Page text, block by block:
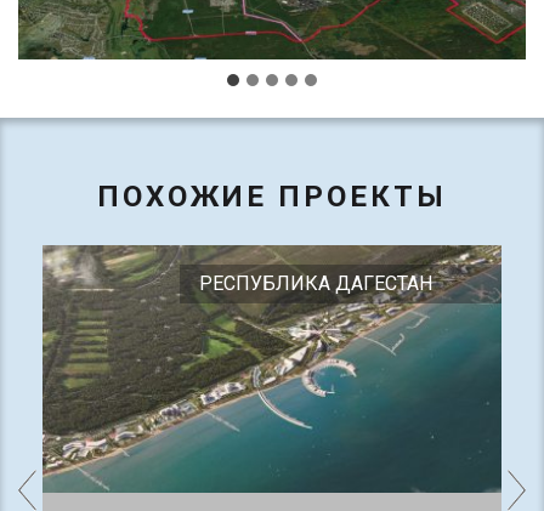
ПОХОЖИЕ ПРОЕКТЫ
РЕСПУБЛИКА ДАГЕСТАН